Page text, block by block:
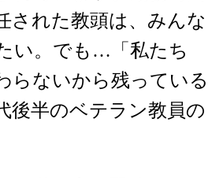
された教頭は、みんな
い。でも…「私たち
らないから残っている
後半のベテラン教員の